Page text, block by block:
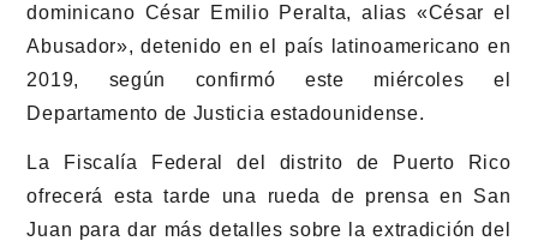
dominicano César Emilio Peralta, alias «César el
Abusador», detenido en el país latinoamericano en
2019, según confirmó este miércoles el
Departamento de Justicia estadounidense.
La Fiscalía Federal del distrito de Puerto Rico
ofrecerá esta tarde una rueda de prensa en San
Juan para dar más detalles sobre la extradición del